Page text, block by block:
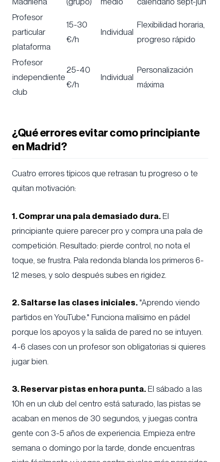
Profesor
particular
plataforma
15-30
€/h
Individual
Flexibilidad horaria,
progreso rápido
Profesor
independiente
club
25-40
€/h
Individual
Personalización
máxima
¿Qué errores evitar como principiante
en Madrid?
Cuatro errores típicos que retrasan tu progreso o te
quitan motivación:
1. Comprar una pala demasiado dura. El
principiante quiere parecer pro y compra una pala de
competición. Resultado: pierde control, no nota el
toque, se frustra. Pala redonda blanda los primeros 6-
12 meses, y solo después subes en rigidez.
2. Saltarse las clases iniciales. "Aprendo viendo
partidos en YouTube." Funciona malísimo en pádel
porque los apoyos y la salida de pared no se intuyen.
4-6 clases con un profesor son obligatorias si quieres
jugar bien.
3. Reservar pistas en hora punta. El sábado a las
10h en un club del centro está saturado, las pistas se
acaban en menos de 30 segundos, y juegas contra
gente con 3-5 años de experiencia. Empieza entre
semana o domingo por la tarde, donde encuentras